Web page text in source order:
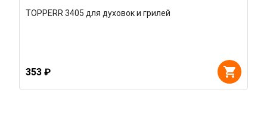
TOPPERR 3405 для духовок и грилей
353 ₽